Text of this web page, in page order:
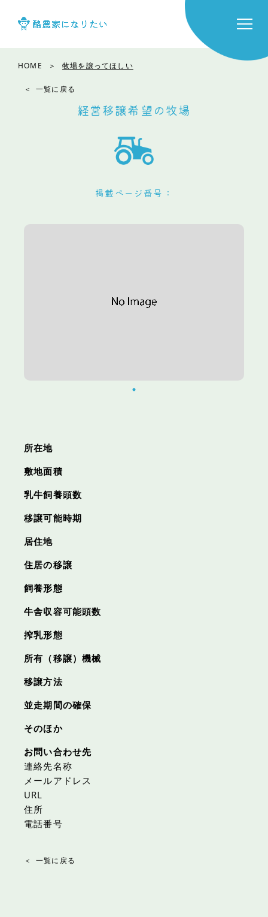
HOME 牧場を譲ってほしい
一覧に戻る
経営移譲希望の牧場
掲載ページ番号：
所在地
敷地面積
乳牛飼養頭数
移譲可能時期
居住地
住居の移譲
飼養形態
牛舎収容可能頭数
搾乳形態
所有（移譲）機械
移譲方法
並走期間の確保
そのほか
お問い合わせ先
連絡先名称
メールアドレス
URL
住所
電話番号
一覧に戻る